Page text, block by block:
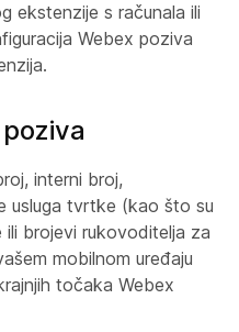
ekstenzije s računala ili
Webex poziva
interni broj,
usluga tvrtke (kao što su
ili brojevi rukovoditelja za
mobilnom uređaju
točaka Webex